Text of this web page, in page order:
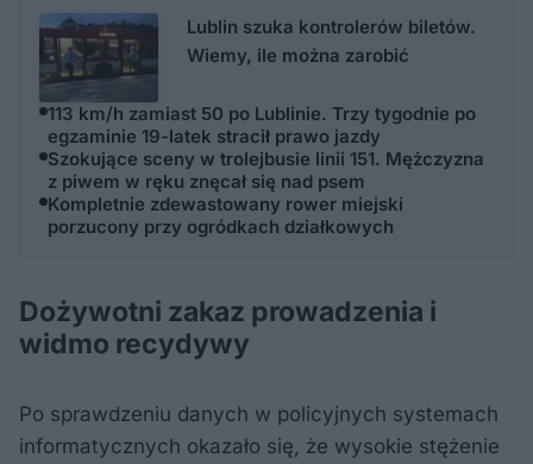
Lublin szuka kontrolerów biletów.
Wiemy, ile można zarobić
113 km/h zamiast 50 po Lublinie. Trzy tygodnie po
egzaminie 19-latek stracił prawo jazdy
Szokujące sceny w trolejbusie linii 151. Mężczyzna
z piwem w ręku znęcał się nad psem
Kompletnie zdewastowany rower miejski
porzucony przy ogródkach działkowych
Dożywotni zakaz prowadzenia i
widmo recydywy
Po sprawdzeniu danych w policyjnych systemach
informatycznych okazało się, że wysokie stężenie